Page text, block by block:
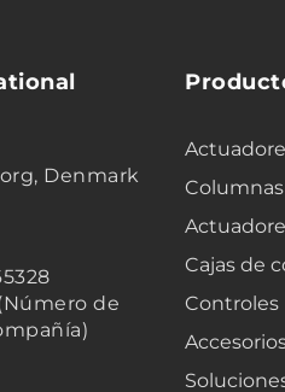
Denmark
de
Cajas de
Controles